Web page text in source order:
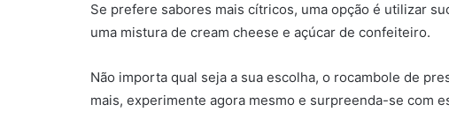
Se prefere sabores mais cítricos, uma opção é utilizar
uma mistura de cream cheese e açúcar de confeiteiro.
Não importa qual seja a sua escolha, o rocambole de
mais, experimente agora mesmo e surpreenda-se com